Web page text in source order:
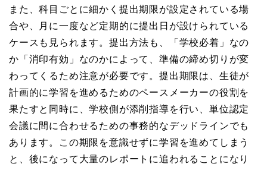
また、科目ごとに細かく提出期限が設定されている場
合や、月に一度など定期的に提出日が設けられている
ケースも見られます。提出方法も、「学校必着」なの
か「消印有効」なのかによって、準備の締め切りが変
わってくるため注意が必要です。提出期限は、生徒が
計画的に学習を進めるためのペースメーカーの役割を
果たすと同時に、学校側が添削指導を行い、単位認定
会議に間に合わせるための事務的なデッドラインでも
あります。この期限を意識せずに学習を進めてしまう
と、後になって大量のレポートに追われることになり